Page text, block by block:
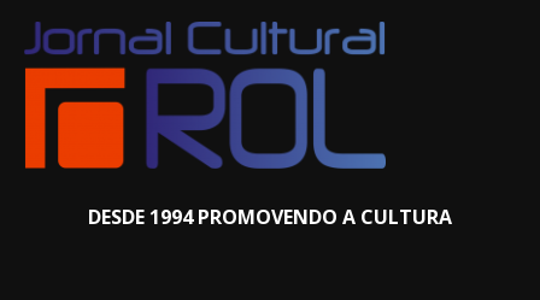
DESDE 1994 PROMOVENDO A CULTURA